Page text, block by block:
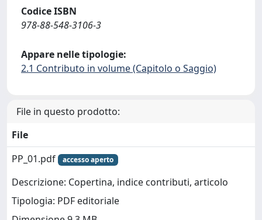
Codice ISBN
978-88-548-3106-3
Appare nelle tipologie:
2.1 Contributo in volume (Capitolo o Saggio)
File in questo prodotto:
File
PP_01.pdf
accesso aperto
Descrizione: Copertina, indice contributi, articolo
Tipologia: PDF editoriale